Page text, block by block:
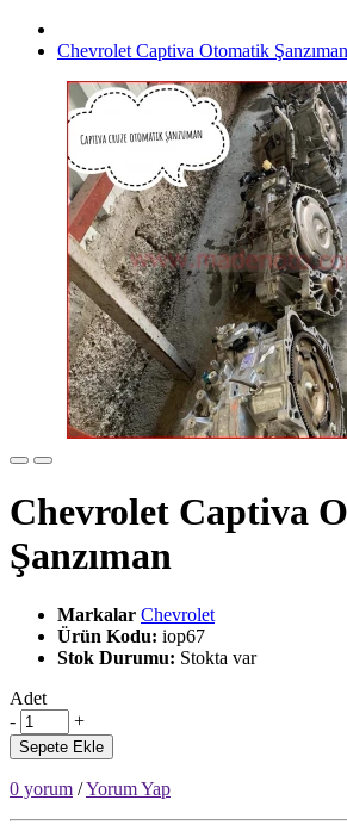
Chevrolet Captiva Otomatik Şanzıman
Chevrolet Captiva
Şanzıman
Markalar Chevrolet
Ürün Kodu: iop67
Stok Durumu: Stokta var
Adet
-
+
Sepete Ekle
0 yorum /Yorum Yap